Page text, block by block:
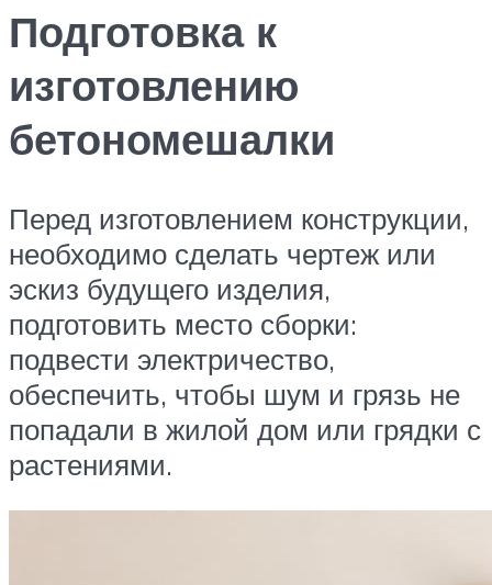
Подготовка к
изготовлению
бетономешалки
Перед изготовлением конструкции,
необходимо сделать чертеж или
эскиз будущего изделия,
подготовить место сборки:
подвести электричество,
обеспечить, чтобы шум и грязь не
попадали в жилой дом или грядки с
растениями.